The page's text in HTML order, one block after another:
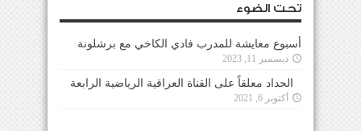
تحت الضوء
أسبوع معايشة للمدرب فادي الكاخي مع برشلونة
ديسمبر 11, 2023
الحداد معلقاً على القناة العراقية الرياضية الرابعة
أكتوبر 6, 2021